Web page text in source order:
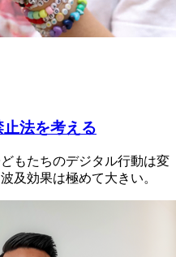
法を考える
もたちのデジタル行動は変
及効果は極めて大きい。